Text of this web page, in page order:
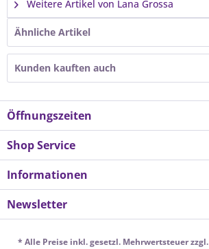
Weitere Artikel von Lana Grossa
Ähnliche Artikel
Kunden kauften auch
Öffnungszeiten
Shop Service
Informationen
Newsletter
* Alle Preise inkl. gesetzl. Mehrwertsteuer zzgl.